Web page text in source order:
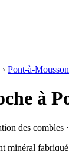
› Pont-à-Mousson
à
des
minéral